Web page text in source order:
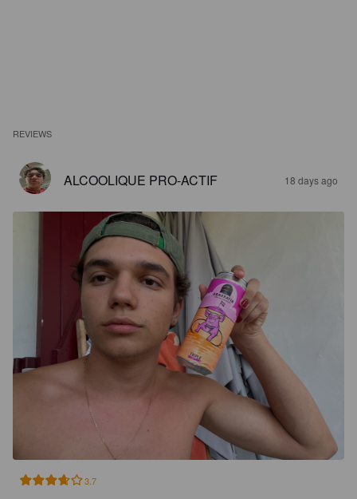
REVIEWS
ALCOOLIQUE PRO-ACTIF 18 days ago
3.7